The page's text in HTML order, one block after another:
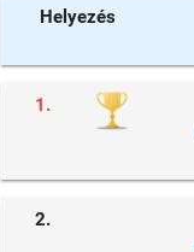
Helyezés
1.
2.